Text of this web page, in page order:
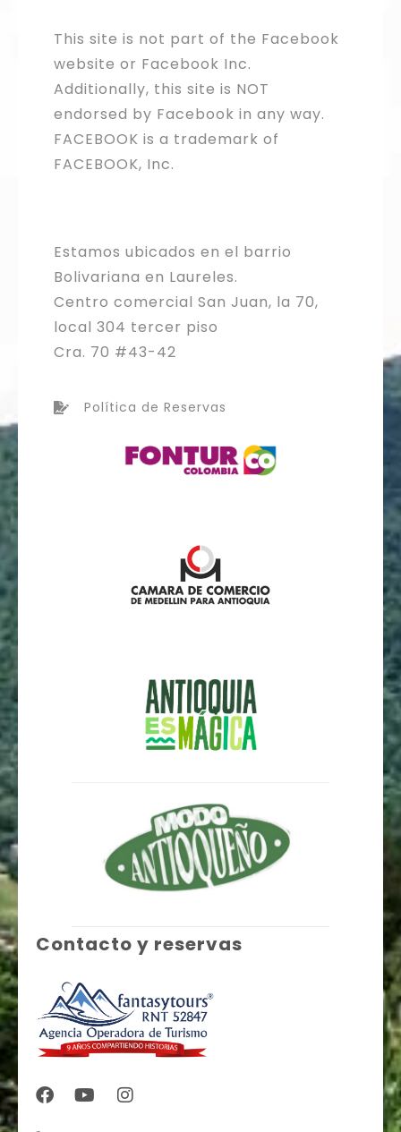
This site is not part of the Facebook
website or Facebook Inc.
Additionally, this site is NOT
endorsed by Facebook in any way.
FACEBOOK is a trademark of
FACEBOOK, Inc.
Estamos ubicados en el barrio
Bolivariana en Laureles.
Centro comercial San Juan, la 70,
local 304 tercer piso
Cra. 70 #43-42
Política de Reservas
Contacto y reservas